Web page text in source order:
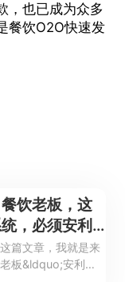
，也已成为众多
餐饮O2O快速发
饮老板，这
，必须安利
篇文章，我就是来
板&ldquo;安利